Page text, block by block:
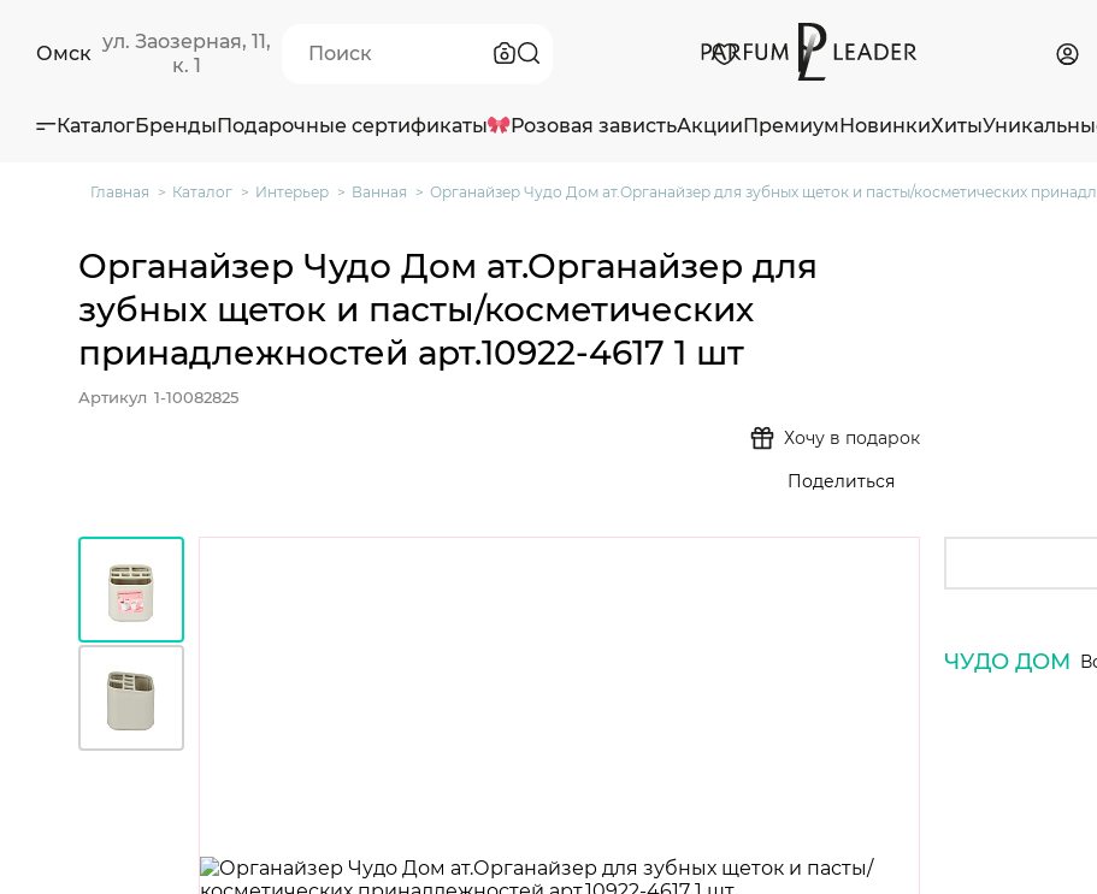
Омск
ул. Заозерная, 11,
к. 1
КаталогБрендыПодарочные сертификаты Розовая завистьАкцииПремиумНовинкиХиты
Главная Каталог Интерьер Ванная Органайзер Чудо Дом ат.Органайзер для зубных щеток и пасты/косметических
Органайзер Чудо Дом ат.Органайзер для
зубных щеток и пасты/косметических
принадлежностей арт.10922-4617 1 шт
Артикул 1-10082825
Хочу в подарок
Поделиться
ЧУДО ДОМ